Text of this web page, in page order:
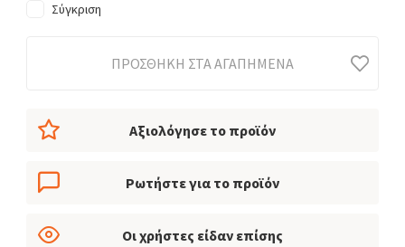
Αξιολόγησε το προϊόν
Ρωτήστε για το προϊόν
Οι χρήστες είδαν επίσης
Σύγκριση
ΠΡΟΣΘΉΚΗ ΣΤΑ ΑΓΑΠΗΜΈΝΑ